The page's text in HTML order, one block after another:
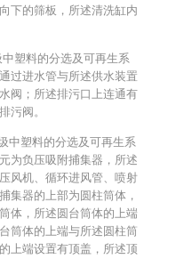
下的筛板，所述清洗缸内
塑料的分选及可再生系
过进水管与所述供水装置
阀；所述排污口上连通有
污阀。
中塑料的分选及可再生系
为负压吸附捕集器，所述
风机、循环进风管、喷射
集器的上部为圆柱筒体，
体，所述圆台筒体的上端
筒体的上端与所述圆柱筒
上端设置有顶盖，所述顶